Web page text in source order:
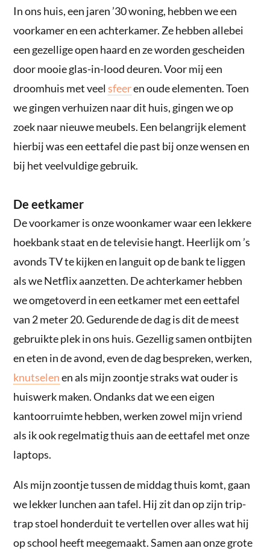
In ons huis, een jaren ’30 woning, hebben we een
voorkamer en een achterkamer. Ze hebben allebei
een gezellige open haard en ze worden gescheiden
door mooie glas-in-lood deuren. Voor mij een
droomhuis met veelsfeeren oude elementen. Toen
we gingen verhuizen naar dit huis, gingen we op
zoek naar nieuwe meubels. Een belangrijk element
hierbij was een eettafel die past bij onze wensen en
bij het veelvuldige gebruik.
De eetkamer
De voorkamer is onze woonkamer waar een lekkere
hoekbank staat en de televisie hangt. Heerlijk om ’s
avonds TV te kijken en languit op de bank te liggen
als we Netflix aanzetten. De achterkamer hebben
we omgetoverd in een eetkamer met een eettafel
van 2 meter 20. Gedurende de dag is dit de meest
gebruikte plek in ons huis. Gezellig samen ontbijten
en eten in de avond, even de dag bespreken, werken,
knutselenen als mijn zoontje straks wat ouder is
huiswerk maken. Ondanks dat we een eigen
kantoorruimte hebben, werken zowel mijn vriend
als ik ook regelmatig thuis aan de eettafel met onze
laptops.
Als mijn zoontje tussen de middag thuis komt, gaan
we lekker lunchen aan tafel. Hij zit dan op zijn trip-
trap stoel honderduit te vertellen over alles wat hij
op school heeft meegemaakt. Samen aan onze grote